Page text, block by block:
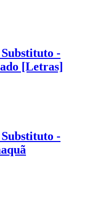
-
[Letras]
-